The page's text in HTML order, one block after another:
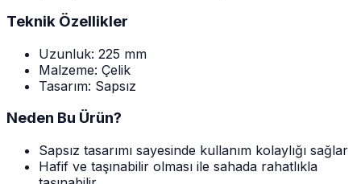
Teknik Özellikler
Uzunluk: 225 mm
Malzeme: Çelik
Tasarım: Sapsız
Neden Bu Ürün?
Sapsız tasarımı sayesinde kullanım kolaylığı sağlar
Hafif ve taşınabilir olması ile sahada rahatlıkla